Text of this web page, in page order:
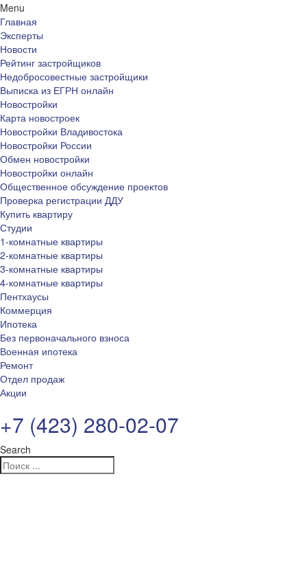
Menu
Главная
Эксперты
Новости
Рейтинг застройщиков
Недобросовестные застройщики
Выписка из ЕГРН онлайн
Новостройки
Карта новостроек
Новостройки Владивостока
Новостройки России
Обмен новостройки
Новостройки онлайн
Общественное обсуждение проектов
Проверка регистрации ДДУ
Купить квартиру
Студии
1-комнатные квартиры
2-комнатные квартиры
3-комнатные квартиры
4-комнатные квартиры
Пентхаусы
Коммерция
Ипотека
Без первоначального взноса
Военная ипотека
Ремонт
Отдел продаж
Акции
+7 (423) 280-02-07
Search